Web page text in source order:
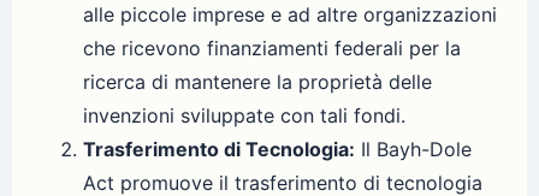
alle piccole imprese e ad altre organizzazioni
che ricevono finanziamenti federali per la
ricerca di mantenere la proprietà delle
invenzioni sviluppate con tali fondi.
Trasferimento di Tecnologia: Il Bayh-Dole
Act promuove il trasferimento di tecnologia